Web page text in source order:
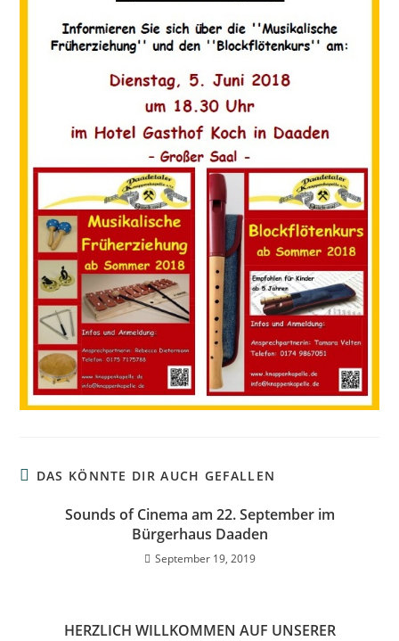
DAS KÖNNTE DIR AUCH GEFALLEN
Sounds of Cinema am 22. September im
Bürgerhaus Daaden
September 19, 2019
HERZLICH WILLKOMMEN AUF UNSERER